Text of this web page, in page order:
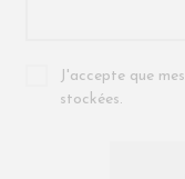
J'accepte que
stockées.